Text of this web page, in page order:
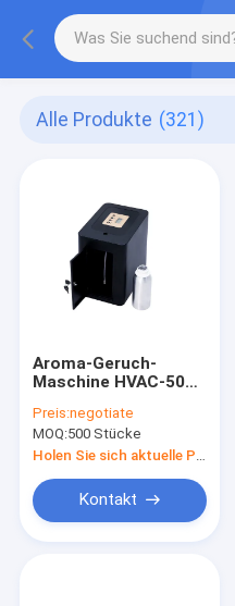
Alle Produkte (321)
Aroma-Geruch-
Maschine HVAC-50W
Preis:negotiate
MOQ:500 Stücke
Kontakt